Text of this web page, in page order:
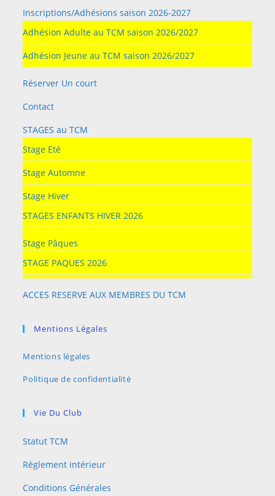
Inscriptions/Adhésions saison 2026-2027
Adhésion Adulte au TCM saison 2026/2027
Adhésion Jeune au TCM saison 2026/2027
Réserver Un court
Contact
STAGES au TCM
Stage Eté
Stage Automne
Stage Hiver
STAGES ENFANTS HIVER 2026
Stage Pâques
STAGE PAQUES 2026
ACCES RESERVE AUX MEMBRES DU TCM
Mentions Légales
Mentions légales
Politique de confidentialité
Vie Du Club
Statut TCM
Règlement intérieur
Conditions Générales